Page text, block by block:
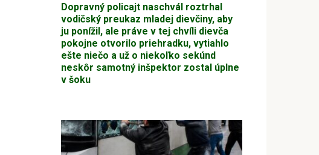
Dopravný policajt naschvál roztrhal
vodičský preukaz mladej dievčiny, aby
ju ponížil, ale práve v tej chvíli dievča
pokojne otvorilo priehradku, vytiahlo
ešte niečo a už o niekoľko sekúnd
neskôr samotný inšpektor zostal úplne
v šoku